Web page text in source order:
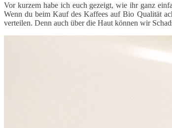
Vor kurzem habe ich euch gezeigt, wie ihr ganz
Wenn du beim Kauf des Kaffees auf Bio Qualität
verteilen. Denn auch über die Haut können wir